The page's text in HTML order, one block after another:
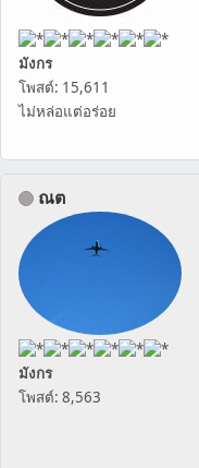
มังกร
โพสต์: 15,611
ไม่หล่อแต่อร่อย
ณต
มังกร
โพสต์: 8,563